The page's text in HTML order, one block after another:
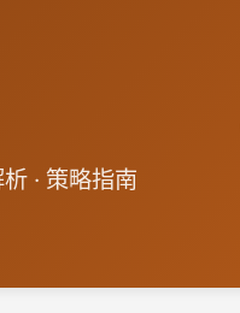
· 策略指南